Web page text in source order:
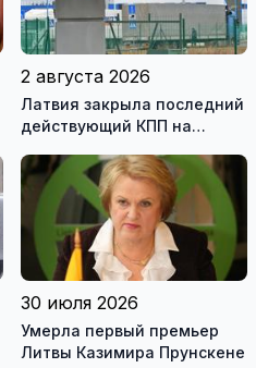
2 августа 2026
Латвия закрыла последний
действующий КПП на
30 июля 2026
Умерла первый премьер
Литвы Казимира Прунскене